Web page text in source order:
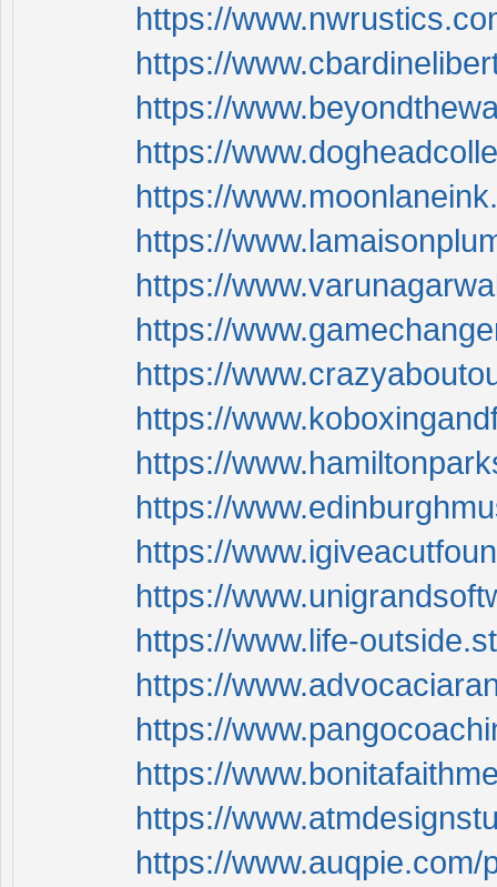
https://
https://
https://
https://
https://
https://
https://
https://
https://
https://
https://
https://
https://
https://
https://www.life-
https://
https://
https://
https://
https://